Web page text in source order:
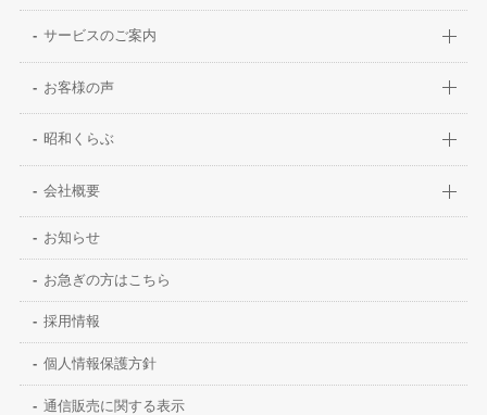
サービスのご案内
お客様の声
昭和くらぶ
会社概要
お知らせ
お急ぎの方はこちら
採用情報
個人情報保護方針
通信販売に関する表示